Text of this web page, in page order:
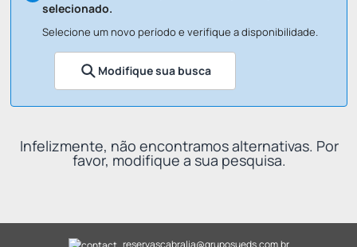
selecionado.
Selecione um novo período e verifique a disponibilidade.
Modifique sua busca
Infelizmente, não encontramos alternativas. Por
favor, modifique a sua pesquisa.
reservascabralia@gruposueds.com.br